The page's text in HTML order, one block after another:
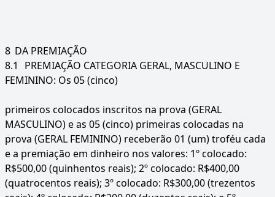
8 DA PREMIAÇÃO
8.1
PREMIAÇÃO CATEGORIA GERAL, MASCULINO E
FEMININO: Os 05 (cinco)
primeiros colocados inscritos na prova (GERAL
MASCULINO) e as 05 (cinco) primeiras colocadas na
prova (GERAL FEMININO) receberão 01 (um) troféu cada
e a premiação em dinheiro nos valores: 1º colocado:
R$500,00 (quinhentos reais); 2º colocado: R$400,00
(quatrocentos reais); 3º colocado: R$300,00 (trezentos